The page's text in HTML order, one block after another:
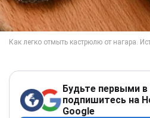
Будьте первыми в
подпишитесь на
Google